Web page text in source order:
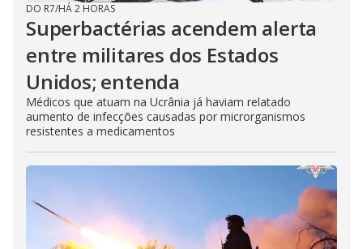
DO R7/HÁ 2 HORAS
Superbactérias acendem alerta
entre militares dos Estados
Unidos; entenda
Médicos que atuam na Ucrânia já haviam relatado
aumento de infecções causadas por microrganismos
resistentes a medicamentos